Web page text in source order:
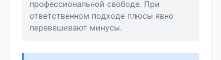
профессиональной свободе. При
ответственном подходе плюсы явно
перевешивают минусы.